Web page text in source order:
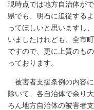
現時点では地方自治体が
県でも、明石に追従する
ってほしいと思いますし
いましたけれども、全市
ですので、更に上質のも
っております。
被害者支援条例の内容
除いて、各自治体で余り
ろん地方自治体の被害者